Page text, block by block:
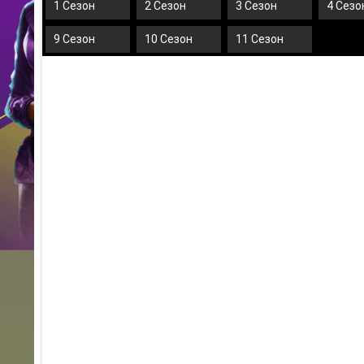
1 Сезон 2 Сезон 3 Сезон 4
9 Сезон 10 Сезон 11 Сезон